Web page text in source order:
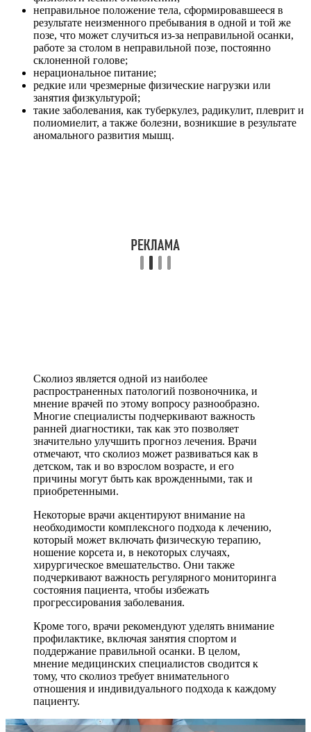
неправильное положение тела, сформировавшееся в
результате неизменного пребывания в одной и той же
позе, что может случиться из-за неправильной осанки,
работе за столом в неправильной позе, постоянно
склоненной голове;
нерациональное питание;
редкие или чрезмерные физические нагрузки или
занятия физкультурой;
такие заболевания, как туберкулез, радикулит, плеврит и
полиомиелит, а также болезни, возникшие в результате
аномального развития мышц.
Сколиоз является одной из наиболее
распространенных патологий позвоночника, и
мнение врачей по этому вопросу разнообразно.
Многие специалисты подчеркивают важность
ранней диагностики, так как это позволяет
значительно улучшить прогноз лечения. Врачи
отмечают, что сколиоз может развиваться как в
детском, так и во взрослом возрасте, и его
причины могут быть как врожденными, так и
приобретенными.
Некоторые врачи акцентируют внимание на
необходимости комплексного подхода к лечению,
который может включать физическую терапию,
ношение корсета и, в некоторых случаях,
хирургическое вмешательство. Они также
подчеркивают важность регулярного мониторинга
состояния пациента, чтобы избежать
прогрессирования заболевания.
Кроме того, врачи рекомендуют уделять внимание
профилактике, включая занятия спортом и
поддержание правильной осанки. В целом,
мнение медицинских специалистов сводится к
тому, что сколиоз требует внимательного
отношения и индивидуального подхода к каждому
пациенту.